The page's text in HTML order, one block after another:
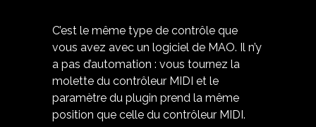
C’est le même type de contrôle que
vous avez avec un logiciel de MAO. Il n’y
a pas d’automation : vous tournez la
molette du contrôleur MIDI et le
paramètre du plugin prend la même
position que celle du contrôleur MIDI.